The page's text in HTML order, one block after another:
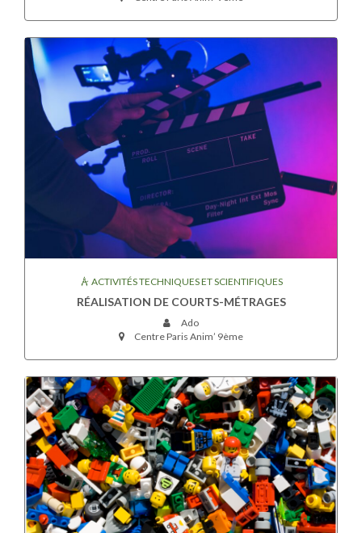
ACTIVITÉS TECHNIQUES ET SCIENTIFIQUES
RÉALISATION DE COURTS-MÉTRAGES
Ado
Centre Paris Anim’ 9ème